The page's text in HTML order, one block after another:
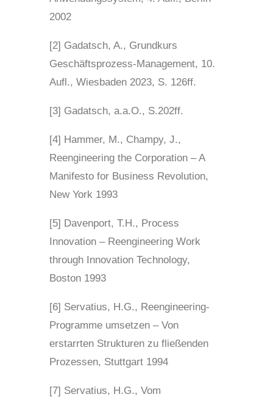
2002
[2] Gadatsch, A., Grundkurs
Geschäftsprozess-Management, 10.
Aufl., Wiesbaden 2023, S. 126ff.
[3] Gadatsch, a.a.O., S.202ff.
[4] Hammer, M., Champy, J.,
Reengineering the Corporation – A
Manifesto for Business Revolution,
New York 1993
[5] Davenport, T.H., Process
Innovation – Reengineering Work
through Innovation Technology,
Boston 1993
[6] Servatius, H.G., Reengineering-
Programme umsetzen – Von
erstarrten Strukturen zu fließenden
Prozessen, Stuttgart 1994
[7] Servatius, H.G., Vom